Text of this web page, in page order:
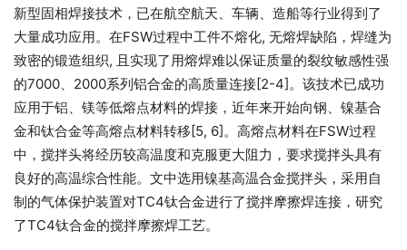
新型固相焊接技术，已在航空航天、车辆、造船等行业得到了
大量成功应用。在FSW过程中工件不熔化, 无熔焊缺陷，焊缝为
致密的锻造组织, 且实现了用熔焊难以保证质量的裂纹敏感性强
的7000、2000系列铝合金的高质量连接[2-4]。该技术已成功
应用于铝、镁等低熔点材料的焊接，近年来开始向钢、镍基合
金和钛合金等高熔点材料转移[5, 6]。高熔点材料在FSW过程
中，搅拌头将经历较高温度和克服更大阻力，要求搅拌头具有
良好的高温综合性能。文中选用镍基高温合金搅拌头，采用自
制的气体保护装置对TC4钛合金进行了搅拌摩擦焊连接，研究
了TC4钛合金的搅拌摩擦焊工艺。